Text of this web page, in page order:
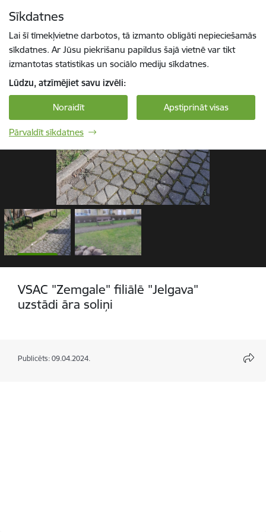
Sīkdatnes
Lai šī tīmekļvietne darbotos, tā izmanto obligāti nepieciešamās
sīkdatnes. Ar Jūsu piekrišanu papildus šajā vietnē var tikt
izmantotas statistikas un sociālo mediju sīkdatnes.
Lūdzu, atzīmējiet savu izvēli:
Noraidīt Apstiprināt visas
Pārvaldīt sīkdatnes
1 / 2
VSAC "Zemgale" filiālē "Jelgava"
uzstādi āra soliņi
Publicēts: 09.04.2024.